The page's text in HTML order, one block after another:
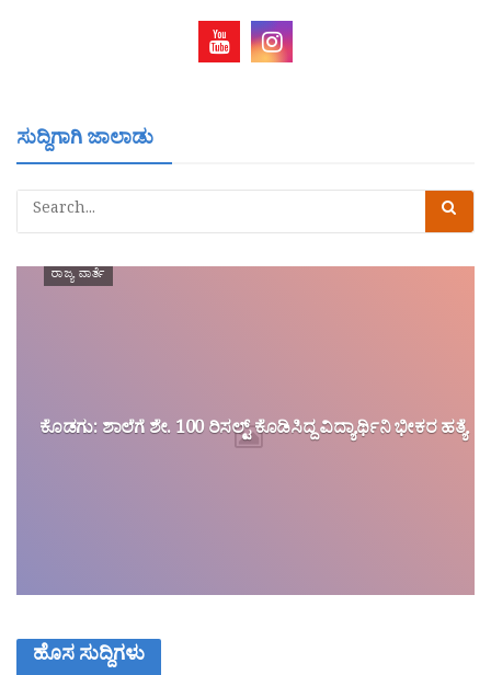
ಸುದ್ದಿಗಾಗಿ ಜಾಲಾಡು
ರಾಜ್ಯ ವಾರ್ತೆ
ಕೊಡಗು: ಶಾಲೆಗೆ ಶೇ. 100 ರಿಸಲ್ಟ್ ಕೊಡಿಸಿದ್ದ ವಿದ್ಯಾರ್ಥಿನಿ ಭೀಕರ ಹತ್ಯೆ
ಹೊಸ ಸುದ್ದಿಗಳು